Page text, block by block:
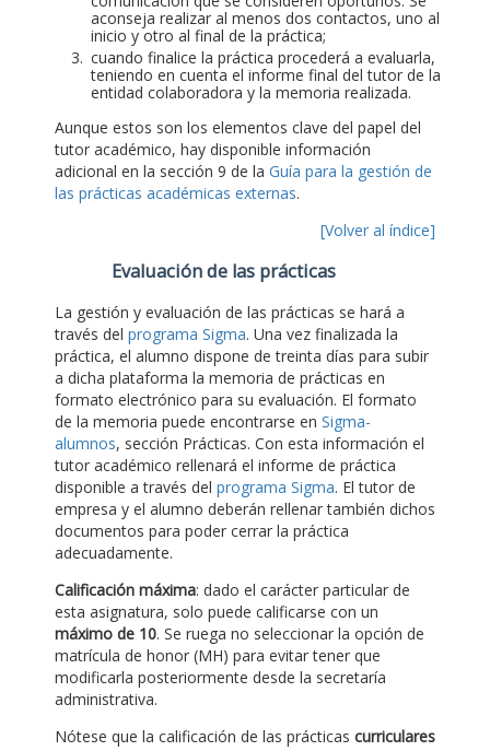
aconseja realizar al menos dos contactos, uno al
inicio y otro al final de la práctica;
cuando finalice la práctica procederá a evaluarla,
teniendo en cuenta el informe final del tutor de la
entidad colaboradora y la memoria realizada.
Aunque estos son los elementos clave del papel del
tutor académico, hay disponible información
adicional en la sección 9 de la Guía para la gestión de
las prácticas académicas externas.
[Volver al índice]
Evaluación de las prácticas
La gestión y evaluación de las prácticas se hará a
través del programa Sigma. Una vez finalizada la
práctica, el alumno dispone de treinta días para subir
a dicha plataforma la memoria de prácticas en
formato electrónico para su evaluación. El formato
de la memoria puede encontrarse en Sigma-
alumnos, sección Prácticas. Con esta información el
tutor académico rellenará el informe de práctica
disponible a través del programa Sigma. El tutor de
empresa y el alumno deberán rellenar también dichos
documentos para poder cerrar la práctica
adecuadamente.
Calificación máxima: dado el carácter particular de
esta asignatura, solo puede calificarse con un
máximo de 10. Se ruega no seleccionar la opción de
matrícula de honor (MH) para evitar tener que
modificarla posteriormente desde la secretaría
administrativa.
Nótese que la calificación de las prácticas curriculares